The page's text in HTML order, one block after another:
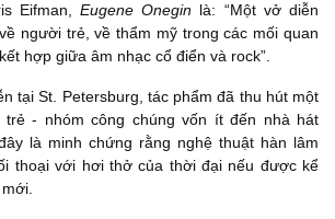
Eifman, Eugene Onegin là: “Một vở diễn
người trẻ, về thẩm mỹ trong các mối quan
hợp giữa âm nhạc cổ điển và rock”.
tại St. Petersburg, tác phẩm đã thu hút một
- nhóm công chúng vốn ít đến nhà hát
là minh chứng rằng nghệ thuật hàn lâm
thoại với hơi thở của thời đại nếu được kể